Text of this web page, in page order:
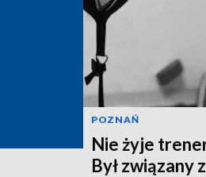
POZNAŃ
Nie żyje
Był związany